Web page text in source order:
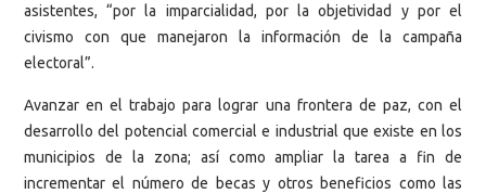
asistentes, “por la imparcialidad, por la objetividad y por el
civismo con que manejaron la información de la campaña
electoral”.
Avanzar en el trabajo para lograr una frontera de paz, con el
desarrollo del potencial comercial e industrial que existe en los
municipios de la zona; así como ampliar la tarea a fin de
incrementar el número de becas y otros beneficios como las